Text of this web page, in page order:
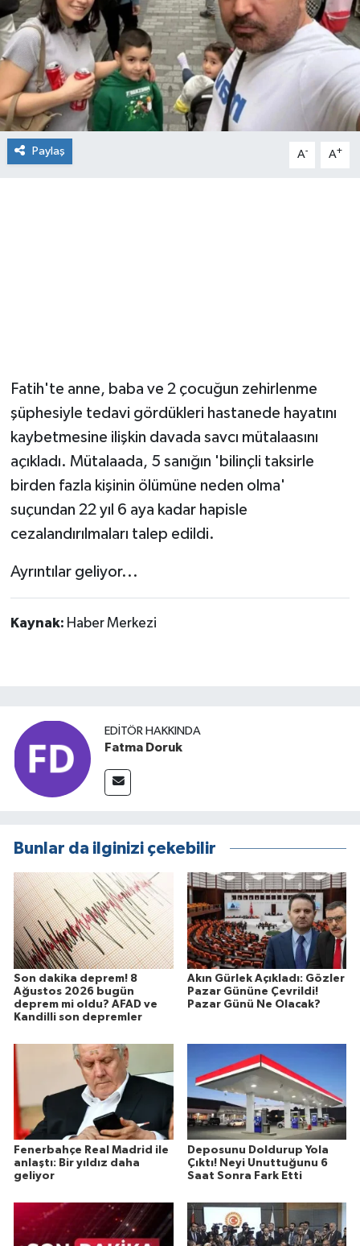
Paylaş A- A+
Fatih'te anne, baba ve 2 çocuğun zehirlenme
şüphesiyle tedavi gördükleri hastanede hayatını
kaybetmesine ilişkin davada savcı mütalaasını
açıkladı. Mütalaada, 5 sanığın 'bilinçli taksirle
birden fazla kişinin ölümüne neden olma'
suçundan 22 yıl 6 aya kadar hapisle
cezalandırılmaları talep edildi.
Ayrıntılar geliyor...
Kaynak: Haber Merkezi
EDITÖR HAKKINDA
Fatma Doruk
Bunlar da ilginizi çekebilir
Son dakika deprem! 8
Ağustos 2026 bugün
deprem mi oldu? AFAD ve
Kandilli son depremler
Akın Gürlek Açıkladı: Gözler
Pazar Gününe Çevrildi!
Pazar Günü Ne Olacak?
Fenerbahçe Real Madrid ile
anlaştı: Bir yıldız daha
geliyor
Deposunu Doldurup Yola
Çıktı! Neyi Unuttuğunu 6
Saat Sonra Fark Etti